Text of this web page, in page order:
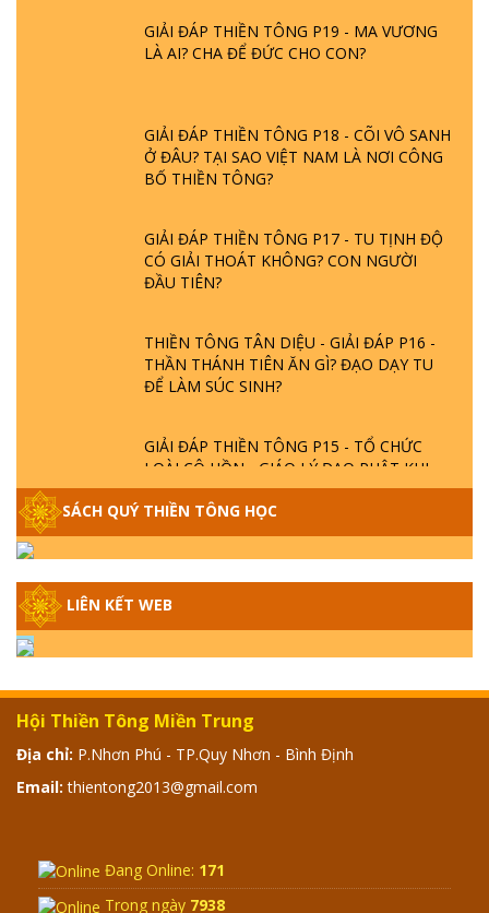
GIẢI ĐÁP THIỀN TÔNG P19 - MA VƯƠNG
LÀ AI? CHA ĐỂ ĐỨC CHO CON?
GIẢI ĐÁP THIỀN TÔNG P18 - CÕI VÔ SANH
Ở ĐÂU? TẠI SAO VIỆT NAM LÀ NƠI CÔNG
BỐ THIỀN TÔNG?
GIẢI ĐÁP THIỀN TÔNG P17 - TU TỊNH ĐỘ
CÓ GIẢI THOÁT KHÔNG? CON NGƯỜI
ĐẦU TIÊN?
THIỀN TÔNG TÂN DIỆU - GIẢI ĐÁP P16 -
THẦN THÁNH TIÊN ĂN GÌ? ĐẠO DẠY TU
ĐỂ LÀM SÚC SINH?
GIẢI ĐÁP THIỀN TÔNG P15 - TỔ CHỨC
LOÀI CÔ HỒN - GIÁO LÝ ĐẠO PHẬT KHI
GIẢI ĐÁP THIỀN TÔNG ĐẶC BIỆT - P14 -
NGUỒN GỐC ÂM LỊCH DƯƠNG LỊCH -
TẦNG BÌNH LƯU LỚN ĐẾN ĐÂU
CON NGƯỜI TU THÀNH PHẬT ĐƯỢC
GIẢI ĐÁP THIỀN TÔNG ĐẶC BIỆT - P12 -
SỰ THẬT VỀ ĐẠI HỒNG THỦY? TRỜI ĐÁNH
THÁNH ĐÂM THẦN VẶN HỌNG?
SÁCH QUÝ THIỀN TÔNG HỌC
LIÊN KẾT WEB
Hội Thiền Tông Miền Trung
Địa chỉ: P.Nhơn Phú - TP.Quy Nhơn - Bình Định
Email: thientong2013@gmail.com
Đang Online: 171
Trong ngày 7938